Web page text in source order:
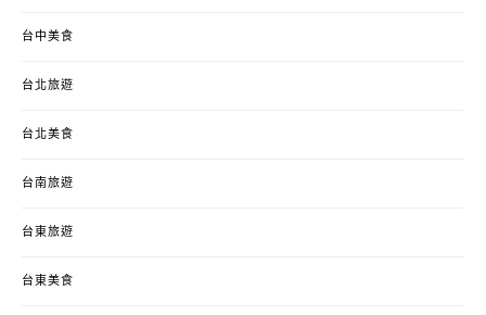
台中美食
台北旅遊
台北美食
台南旅遊
台東旅遊
台東美食